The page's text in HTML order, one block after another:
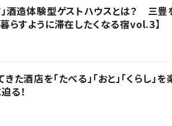
」酒造体験型ゲストハウスとは？ 三
らすように滞在したくなる宿vol.3】
た酒店を「たべる」「おと」「くらし
る！